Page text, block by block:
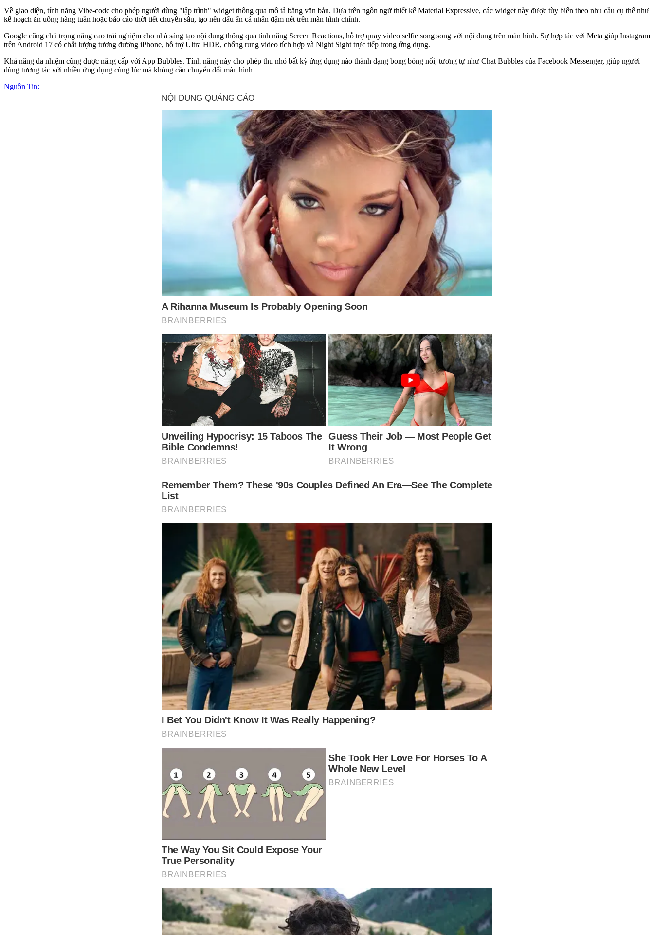
Về giao diện, tính năng Vibe-code cho phép người dùng "lập trình" widget thông qua mô tả bằng văn bản. Dựa trên ngôn ngữ thiết kế Material Expressive, các widget này được tùy biến theo nhu cầu cụ thể như
kế hoạch ăn uống hàng tuần hoặc báo cáo thời tiết chuyên sâu, tạo nên dấu ấn cá nhân đậm nét trên màn hình chính.
Google cũng chú trọng nâng cao trải nghiệm cho nhà sáng tạo nội dung thông qua tính năng Screen Reactions, hỗ trợ quay video selfie song song với nội dung trên màn hình. Sự hợp tác với Meta giúp Instagram
trên Android 17 có chất lượng tương đương iPhone, hỗ trợ Ultra HDR, chống rung video tích hợp và Night Sight trực tiếp trong ứng dụng.
Khả năng đa nhiệm cũng được nâng cấp với App Bubbles. Tính năng này cho phép thu nhỏ bất kỳ ứng dụng nào thành dạng bong bóng nổi, tương tự như Chat Bubbles của Facebook Messenger, giúp người
dùng tương tác với nhiều ứng dụng cùng lúc mà không cần chuyển đổi màn hình.
Nguồn Tin: